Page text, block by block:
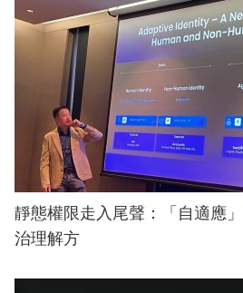
靜態權限走入尾聲：「自適應
治理解方